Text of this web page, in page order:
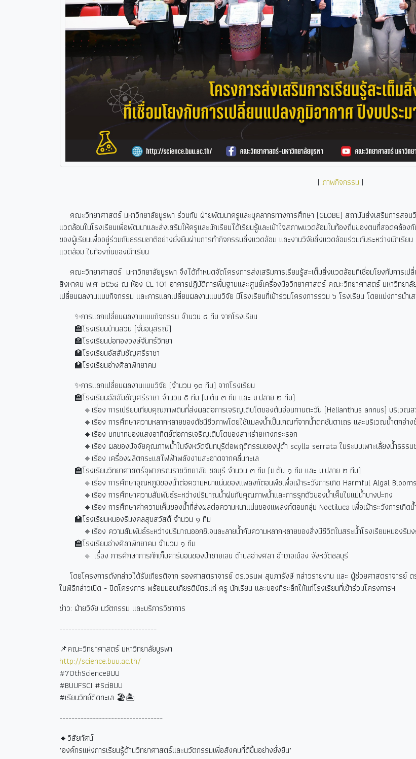
[ ภาพกิจกรรม ]
คณะวิทยาศาสตร์ มหาวิทยาลัยบูรพา ร่วมกับ ฝ่ายพัฒนาครูและบุคลากรทางการศึกษา (GLOBE) สถาบันส่งเสริมการสอน
แวดล้อมในโรงเรียนเพื่อพัฒนาและส่งเสริมให้ครูและนักเรียนได้เรียนรู้และเข้าใจสภาพแวดล้อมในท้องถิ่นของตนที่สอดคล้
ของผู้เรียนเพื่ออยู่ร่วมกับธรรมชาติอย่างยั่งยืนผ่านการทำกิจกรรมสิ่งแวดล้อม และงานวิจัยสิ่งแวดล้อมร่วมกันระหว่างนักเรี
แวดล้อม ในท้องถิ่นของนักเรียน
คณะวิทยาศาสตร์ มหาวิทยาลัยบูรพา จึงได้กำหนดจัดโครงการส่งเสริมการเรียนรู้สะเต็มสิ่งแวดล้อมที่เชื่อมโยงกับการเ
สิงหาคม พ.ศ ๒๕๖๘ ณ ห้อง CL 101 อาคารปฏิบัติการพื้นฐานและศูนย์เครื่องมือวิทยาศาสตร์ คณะวิทยาศาสตร์ มหาวิทยา
เปลี่ยนผลงานแบบกิจกรรม และการแลกเปลี่ยนผลงานแบบวิจัย มีโรงเรียนที่เข้าร่วมโครงการรวม ๖ โรงเรียน โดยแบ่งการนำเ
✨การแลกเปลี่ยนผลงานแบบกิจกรรม จำนวน ๔ ทีม จากโรงเรียน
🏫โรงเรียนบ้านสวน (จั่นอนุสรณ์)
🏫โรงเรียนบ่อทองวงษ์จันทร์วิทยา
🏫โรงเรียนอัสสัมชัญศรีราชา
🏫โรงเรียนอ่างศิลาพิทยาคม
✨การแลกเปลี่ยนผลงานแบบวิจัย (จำนวน ๑๐ ทีม) จากโรงเรียน
🏫โรงเรียนอัสสัมชัญศรีราชา จำนวน ๕ ทีม (ม.ต้น ๓ ทีม และ ม.ปลาย ๒ ทีม)
🔸เรื่อง การเปรียบเทียบคุณภาพดินที่ส่งผลต่อการเจริญเติบโตของต้นอ่อนทานตะวัน (Helianthus annus) บริเวณ
🔸เรื่อง การศึกษาความหลากหลายของดัชนีชีวภาพโดยใช้แมลงน้ำเป็นเกณฑ์จากน้ำตกชันตาเถร และบริเวณน้ำตกอ่าง
🔸เรื่อง บทบาทของแสงอาทิตย์ต่อการเจริญเติบโตของสาหร่ายหางกระรอก
🔸เรื่อง ผลของปัจจัยคุณภาพน้ำในจังหวัดจันทบุรีต่อพฤติกรรมของปูดำ scylla serrata ในระบบเพาะเลี้ยงน้ำธรร
🔸เรื่อง เครื่องผลิตกระแสไฟฟ้าพลังงานสะอาดจากคลื่นทะเล
🏫โรงเรียนวิทยาศาสตร์จุฬาภรณราชวิทยาลัย ชลบุรี จำนวน ๓ ทีม (ม.ต้น ๑ ทีม และ ม.ปลาย ๒ ทีม)
🔸เรื่อง การศึกษาอุณหภูมิของน้ำต่อความหนาแน่นของแพลงก์ตอนพืชเพื่อเฝ้าระวังการเกิด Harmful Algal
🔸เรื่อง การศึกษาความสัมพันธ์ระหว่างปริมาณน้ำฝนกับคุณภาพน้ำและการรุกตัวของน้ำเค็มในแม่น้ำบางปะกง
🔸เรื่อง การศึกษาค่าความเค็มของน้ำที่ส่งผลต่อความหนาแน่นของแพลงก์ตอนกลุ่ม Noctiluca เพื่อเฝ้าระวังการเกิ
🏫โรงเรียนหนองรีมงคลสุขสวัสดิ์ จำนวน ๑ ทีม
🔸เรื่อง ความสัมพันธ์ระหว่างปริมาณออกซิเจนละลายน้ำกับความหลากหลายของสิ่งมีชีวิตในสระน้ำโรงเรียนหนองรี
🏫โรงเรียนอ่างศิลาพิทยาคม จำนวน ๑ ทีม
🔸 เรื่อง การศึกษาการกักเก็บคาร์บอนของป่าชายเลน ตำบลอ่างศิลา อำเภอเมือง จังหวัดชลบุรี
โดยโครงการดังกล่าวได้รับเกียรติจาก รองศาสตราจารย์ ดร.วรนพ สุขภารังษี กล่าวรายงาน และ ผู้ช่วยศาสตราจา
ในพิธีกล่าวเปิด - ปิดโครงการ พร้อมมอบเกียรติบัตรแก่ ครู นักเรียน และของที่ระลึกให้แก่โรงเรียนที่เข้าร่วมโครงการฯ
ข่าว: ฝ่ายวิจัย นวัตกรรม และบริการวิชาการ
--------------------------------
📌คณะวิทยาศาสตร์ มหาวิทยาลัยบูรพา
http://science.buu.ac.th/
#70thScienceBUU
#BUUFSCI #SciBUU
#เรียนวิทย์ติดทะเล 🏖🏝
----------------------------------
🔸วิสัยทัศน์
"องค์กรแห่งการเรียนรู้ด้านวิทยาศาสตร์และนวัตกรรมเพื่อสังคมที่ดีขึ้นอย่างยั่งยืน"